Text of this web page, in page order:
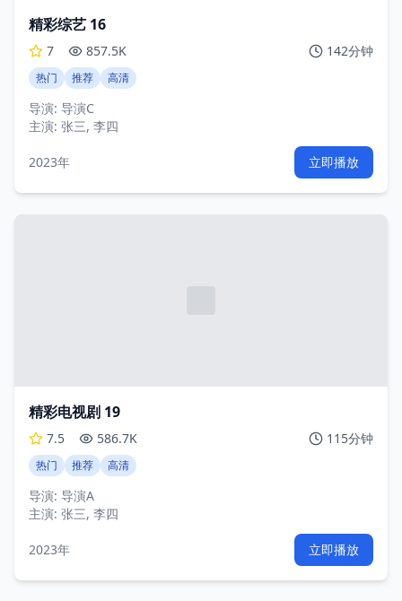
精彩综艺 16
7 857.5K 142分钟
热门 推荐 高清
导演: 导演C
主演: 张三, 李四
2023年 立即播放
精彩电视剧 19
7.5 586.7K 115分钟
热门 推荐 高清
导演: 导演A
主演: 张三, 李四
2023年 立即播放